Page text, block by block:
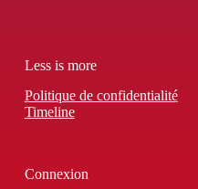
Less is more
Politique de confidentialité
Timeline
Connexion